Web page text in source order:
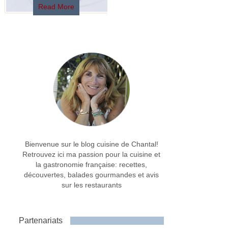
Read More
Bienvenue sur le blog cuisine de Chantal!
Retrouvez ici ma passion pour la cuisine et
la gastronomie française: recettes,
découvertes, balades gourmandes et avis
sur les restaurants
Partenariats